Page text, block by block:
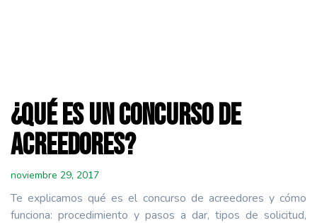
¿Qué es un concurso de
acreedores?
noviembre 29, 2017
Te explicamos qué es el concurso de acreedores y cómo
funciona: procedimiento y pasos a dar, tipos de solicitud,